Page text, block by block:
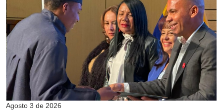
Agosto 3 de 2026